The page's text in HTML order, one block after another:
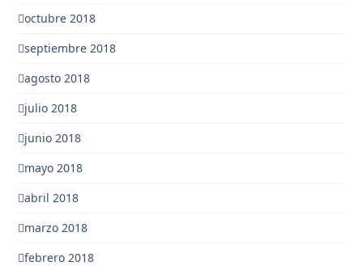
octubre 2018
septiembre 2018
agosto 2018
julio 2018
junio 2018
mayo 2018
abril 2018
marzo 2018
febrero 2018